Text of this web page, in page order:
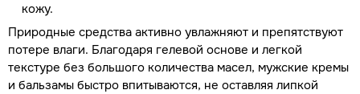
кожу.
Природные средства активно увлажняют и препятствуют
потере влаги. Благодаря гелевой основе и легкой
текстуре без большого количества масел, мужские кремы
и бальзамы быстро впитываются, не оставляя липкой